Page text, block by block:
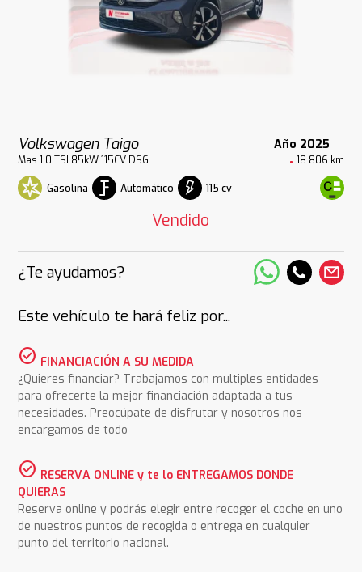
Volkswagen Taigo Año 2025
Mas 1.0 TSI 85kW 115CV DSG 18.806 km
Gasolina Automático 115 cv
Vendido
¿Te ayudamos?
Este vehículo te hará feliz por...
check_circle FINANCIACIÓN A SU MEDIDA
¿Quieres financiar? Trabajamos con multiples entidades
para ofrecerte la mejor financiación adaptada a tus
necesidades. Preocúpate de disfrutar y nosotros nos
encargamos de todo
check_circle RESERVA ONLINE y te lo ENTREGAMOS DONDE
QUIERAS
Reserva online y podrás elegir entre recoger el coche en uno
de nuestros puntos de recogida o entrega en cualquier
punto del territorio nacional.